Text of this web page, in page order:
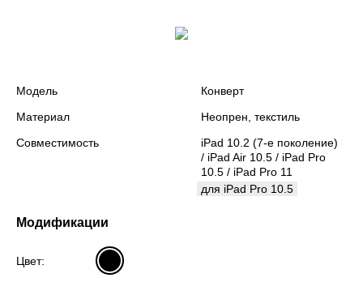
Модель
Конверт
Материал
Неопрен, текстиль
Совместимость
iPad 10.2 (7-е поколение)
/ iPad Air 10.5 / iPad Pro
10.5 / iPad Pro 11
для iPad Pro 10.5
Модификации
Цвет: